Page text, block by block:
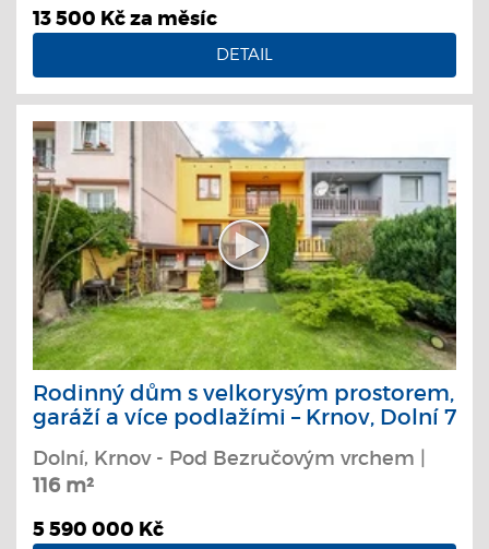
13 500 Kč za měsíc
DETAIL
Rodinný dům s velkorysým prostorem,
garáží a více podlažími – Krnov, Dolní 7
Dolní, Krnov - Pod Bezručovým vrchem |
116 m²
5 590 000 Kč